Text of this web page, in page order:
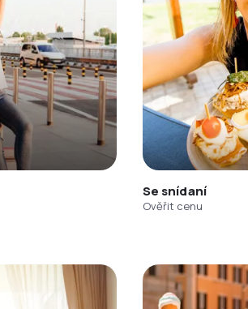
Se snídaní
Ověřit cenu